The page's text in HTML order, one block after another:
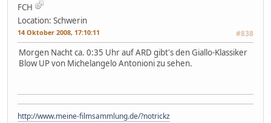
FCH
Location: Schwerin
14 Oktober 2008, 17:10:11 #838
Morgen Nacht ca. 0:35 Uhr auf ARD gibt's den Giallo-Klassiker
Blow UP von Michelangelo Antonioni zu sehen.
http://www.meine-filmsammlung.de/?notrickz